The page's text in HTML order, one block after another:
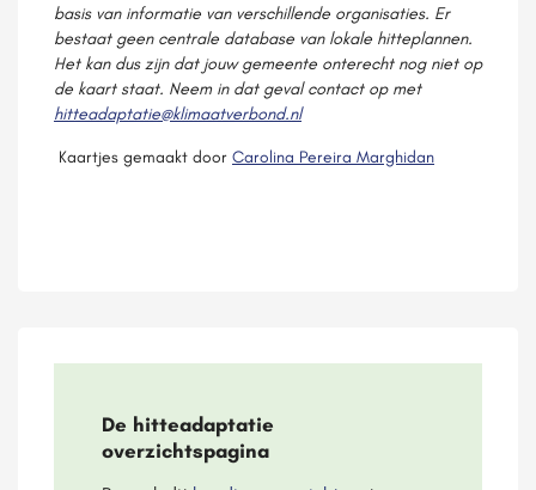
basis van informatie van verschillende organisaties. Er
bestaat geen centrale database van lokale hitteplannen.
Het kan dus zijn dat jouw gemeente onterecht nog niet op
de kaart staat. Neem in dat geval contact op met
hitteadaptatie@klimaatverbond.nl
Kaartjes gemaakt door Carolina Pereira Marghidan
De hitteadaptatie
overzichtspagina